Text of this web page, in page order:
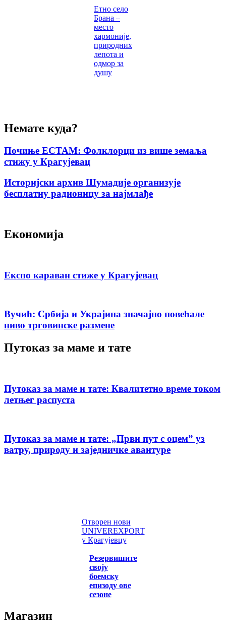
Етно село
Брана –
место
хармоније,
природних
лепота и
одмор за
душу
Немате куда?
Почиње ЕСТАМ: Фолклорци из више земаља
стижу у Крагујевац
Историјски архив Шумадије организује
бесплатну радионицу за најмлађе
Економија
Експо караван стиже у Крагујевац
Вучић: Србија и Украјина значајно повећале
ниво трговинске размене
Путоказ за маме и тате
Путоказ за маме и тате: Квалитетно време током
летњег распуста
Путоказ за маме и тате: „Први пут с оцемˮ уз
ватру, природу и заједничке авантуре
Отворен нови
UNIVEREXPORT
у Крагујевцу
Резервишите
своју
боемску
епизоду ове
сезоне
Магазин